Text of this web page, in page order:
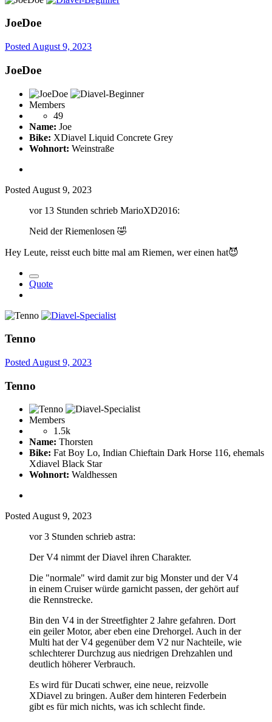
JoeDoe
Posted August 9, 2023
JoeDoe
Members
49
Name: Joe
Bike: XDiavel Liquid Concrete Grey
Wohnort: Weinstraße
Posted August 9, 2023
vor 13 Stunden schrieb MarioXD2016:
Neid der Riemenlosen 🤣
Hey Leute, reisst euch bitte mal am Riemen, wer einen hat😈
Quote
Tenno
Posted August 9, 2023
Tenno
Members
1.5k
Name: Thorsten
Bike: Fat Boy Lo, Indian Chieftain Dark Horse 116, ehemals
Xdiavel Black Star
Wohnort: Waldhessen
PostedAugust 9, 2023
vor 3 Stunden schrieb astra:
Der V4 nimmt der Diavel ihren Charakter.
Die "normale" wird damit zur big Monster und der V4
in einem Cruiser würde garnicht passen, der gehört auf
die Rennstrecke.
Bin den V4 in der Streetfighter 2 Jahre gefahren. Dort
ein geiler Motor, aber eben eine Drehorgel. Auch in der
Multi hat der V4 gegenüber dem V2 nur Nachteile, wie
schlechterer Durchzug aus niedrigen Drehzahlen und
deutlich höherer Verbrauch.
Es wird für Ducati schwer, eine neue, reizvolle
XDiavel zu bringen. Außer dem hinteren Federbein
gibt es für mich nichts, was ich schlecht finde.